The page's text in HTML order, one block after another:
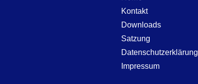
Kontakt
Downloads
Satzung
Datenschutzerklärung
Impressum